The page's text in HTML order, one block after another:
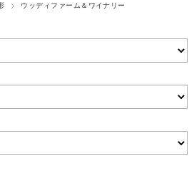
ウッディファーム＆ワイナリー